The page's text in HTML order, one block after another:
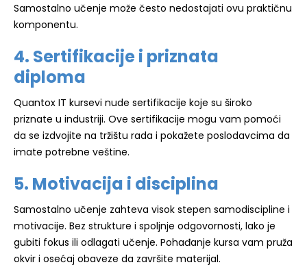
Samostalno učenje može često nedostajati ovu praktičnu
komponentu.
4. Sertifikacije i priznata
diploma
Quantox IT kursevi nude sertifikacije koje su široko
priznate u industriji. Ove sertifikacije mogu vam pomoći
da se izdvojite na tržištu rada i pokažete poslodavcima da
imate potrebne veštine.
5. Motivacija i disciplina
Samostalno učenje zahteva visok stepen samodiscipline i
motivacije. Bez strukture i spoljnje odgovornosti, lako je
gubiti fokus ili odlagati učenje. Pohađanje kursa vam pruža
okvir i osećaj obaveze da završite materijal.